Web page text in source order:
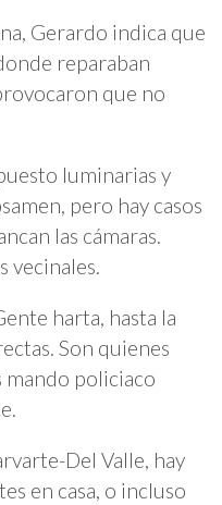
Gerardo indica que
reparaban
que no
luminarias y
pero hay casos
las cámaras.
vecinales.
harta, hasta la
Son quienes
policiaco
Del Valle, hay
en casa, o incluso